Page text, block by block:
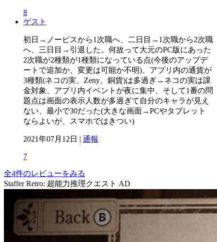
8
ゲスト
初日→ノービスから1次職へ、二日目→1次職から2次職
へ、三日目→引退した。何故って大元のPC版にあった
2次職が2種類が1種類になっている点(今後のアップデ
ートで追加か、変更は可能か不明)、アプリ内の通貨が
3種類(ネコの実、Zeny、銅貨)は多過ぎ→ネコの実は課
金対象、アプリ内イベントが夜に集中、そして1番の問
題点は画面の表示人数が多過ぎて自分のキャラが見え
ない、最小で30だった(大きな画面→PCやタブレット
ならよいが、スマホではきつい)
2021年07月12日 | 通報
7
全4件のレビューをみる
Staffer Retro: 超能力推理クエスト AD